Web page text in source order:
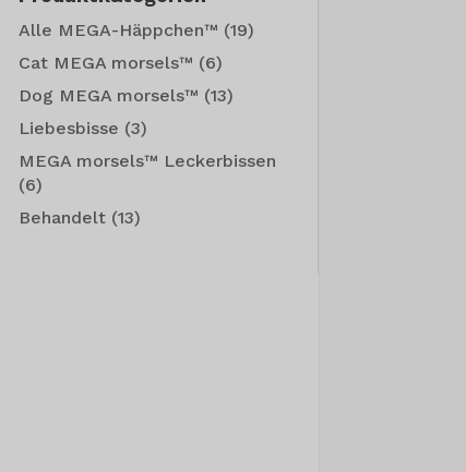
Alle MEGA-Häppchen™ (19)
Cat MEGA morsels™ (6)
Dog MEGA morsels™ (13)
Liebesbisse (3)
MEGA morsels™ Leckerbissen
(6)
Behandelt (13)